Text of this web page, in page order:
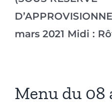
mars 2021 Midi :
Menu du 08